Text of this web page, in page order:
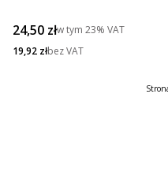
Cena brutto
24,50 złw tym 23% VAT
Cena netto
19,92 złbez VAT